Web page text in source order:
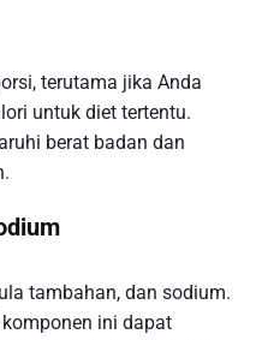
terutama jika Anda
untuk diet tertentu.
berat badan dan
tambahan, dan sodium.
ini dapat